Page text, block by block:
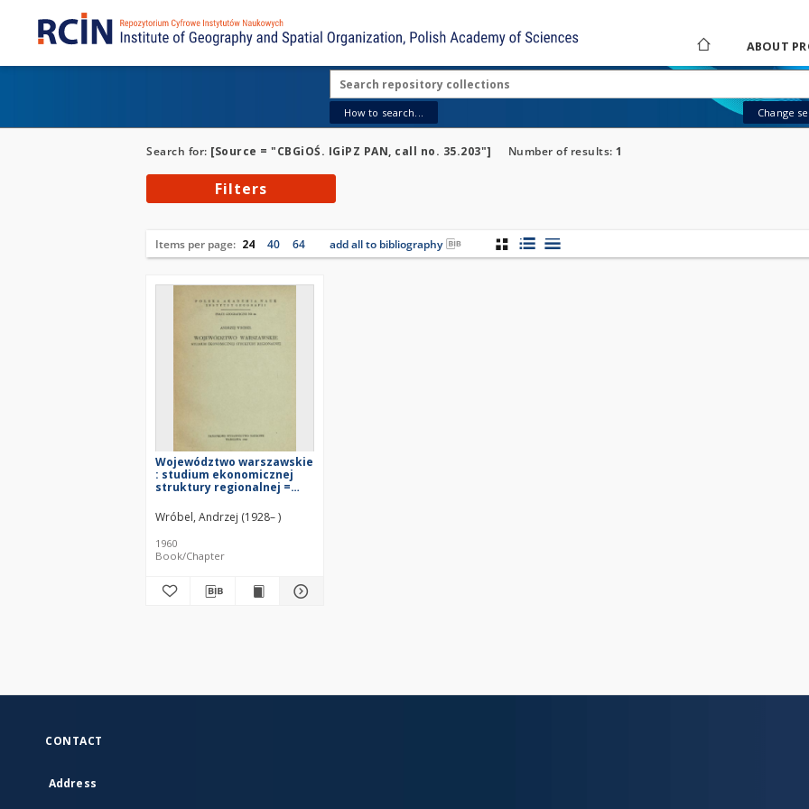
ABOUT
How to search... Change
Search for: [Source = "CBGiOŚ. IGiPZ PAN, call no. 35.203"] Number of results: 1
Filters
Items per page: 24 40 64 add all to bibliography
Województwo warszawskie
: studium ekonomicznej
struktury regionalnej =
Varšavskoe voevodstvo
Wróbel, Andrzej (1928– )
1960
Book/Chapter
CONTACT
Address